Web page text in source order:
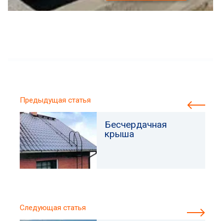
Предыдущая статья
Бесчердачная
крыша
Следующая статья